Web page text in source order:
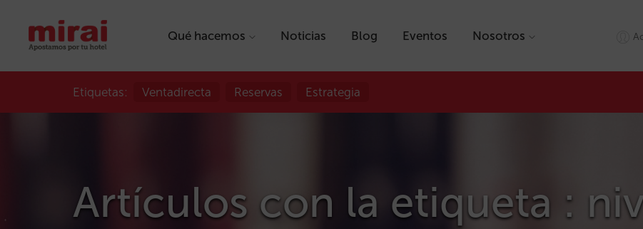
Qué hacemos Noticias Blog Eventos Nosotros
Etiquetas: Ventadirecta Reservas Estrategia
Artículos con la etiqueta :